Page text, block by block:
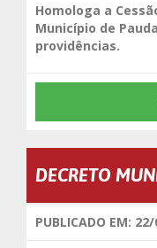
Homologa a
Município de
providências.
DECRETO
PUBLICADO EM: